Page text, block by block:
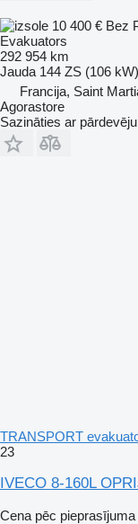
10 400 € Bez
Evakuators
292 954 km
Jauda 144 ZS (106 kW)
Francija, Saint
Agorastore
Sazināties ar pārdevēju
TRANSPORT
23
IVECO 8-160L
Cena pēc pieprasījuma